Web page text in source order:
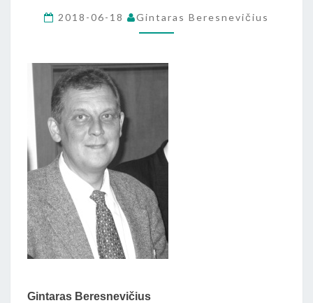
„RELIGIJOS
2018-06-18 Gintaras Beresnevičius
Gintaras Beresnevičius